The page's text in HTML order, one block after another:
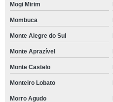
Mogi Mirim
Mombuca
Monte Alegre do Sul
Monte Aprazível
Monte Castelo
Monteiro Lobato
Morro Agudo